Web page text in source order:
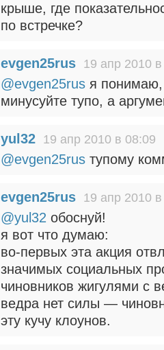
крыше, где
по встречке?
evgen25rus 19 апр 2010
@evgen25rus я понимаю,
минусуйте тупо, а
yul32 19 апр 2010 в 08:09
@evgen25rus тупому
evgen25rus 19 апр 2010
@yul32 обоснуй!
я вот что думаю:
во-первых эта акция
значимых социальных
чиновников жигулями с
ведра нет силы —
эту кучу клоунов.